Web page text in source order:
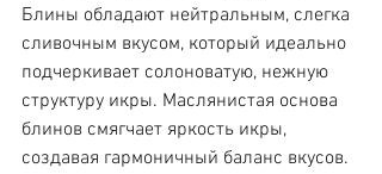
Блины обладают нейтральным, слегка
сливочным вкусом, который идеально
подчеркивает солоноватую, нежную
структуру икры. Маслянистая основа
блинов смягчает яркость икры,
создавая гармоничный баланс вкусов.